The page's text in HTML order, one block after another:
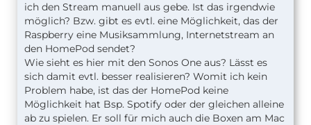
ich den Stream manuell aus gebe. Ist das irgendwie
möglich? Bzw. gibt es evtl. eine Möglichkeit, das der
Raspberry eine Musiksammlung, Internetstream an
den HomePod sendet?
Wie sieht es hier mit den Sonos One aus? Lässt es
sich damit evtl. besser realisieren? Womit ich kein
Problem habe, ist das der HomePod keine
Möglichkeit hat Bsp. Spotify oder der gleichen alleine
ab zu spielen. Er soll für mich auch die Boxen am Mac